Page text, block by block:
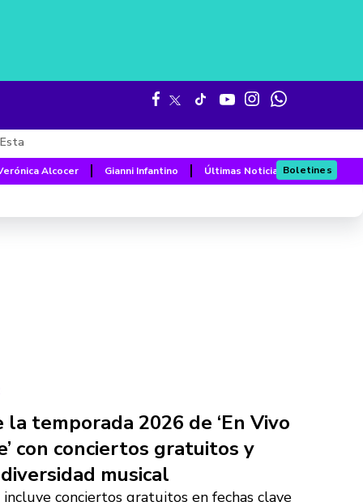
Alcocer Gianni Infantino Últimas NoticiasBoletines
temporada 2026 de ‘En Vivo
con conciertos gratuitos y
musical
conciertos gratuitos en fechas clave